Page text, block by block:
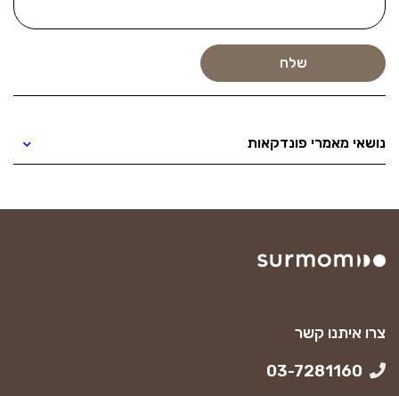
נושאי מאמרי פונדקאות
צרו איתנו קשר